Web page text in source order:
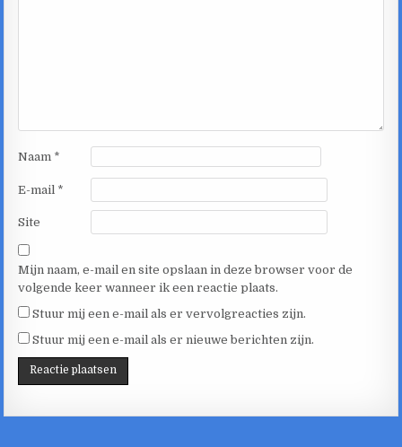
Naam *
E-mail *
Site
Mijn naam, e-mail en site opslaan in deze browser voor de
volgende keer wanneer ik een reactie plaats.
Stuur mij een e-mail als er vervolgreacties zijn.
Stuur mij een e-mail als er nieuwe berichten zijn.